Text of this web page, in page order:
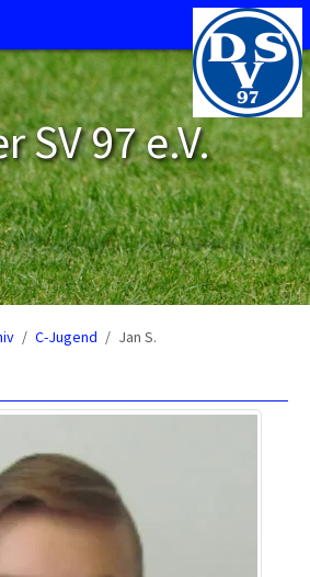
SV 97 e.V.
C-Jugend Jan S.